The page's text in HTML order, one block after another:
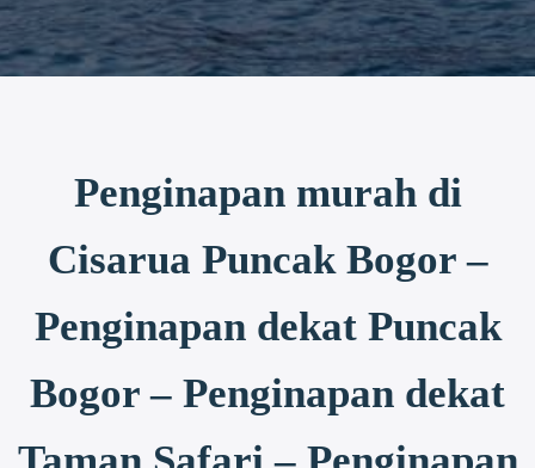
Penginapan murah di
Cisarua Puncak Bogor –
Penginapan dekat Puncak
Bogor – Penginapan dekat